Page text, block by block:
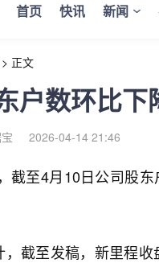
首页 快讯 新闻
> 正文
户数环比下
2026-04-14 21:46
截至4月10日公司股
，截至发稿，新里程